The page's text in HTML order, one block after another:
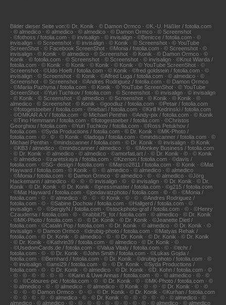
Bilder dieser Seite von:© Dr. Konik · © Damon Ormco · ©K.-U. Häßler / fotolia.com
· © almedico · © almedico · © almedico · © Damon Ormco · © Screenshot
· ©fothoss / fotolia.com · © invisalign · © invisalign · ©Benicce / fotolia.com · ©
invisalign · © Screenshot · © invisalign · © Konik · © Screenshot · © YouTube
ScreenShot · © Facebook ScreenShot · ©Monia / fotolia.com · © Screenshot · ©
invisalign · © Konik · © almedico · © Screenshot · © Konik · © Damon Ormco · ©
Konik · © fotolia.com · © Screenshot · © Screenshot · © invisalign · ©Knut Wiarda /
fotolia.com · © Konik · © Konik · © Konik · © Konik · © YouTube ScreenShot · ©
Screenshot · ©Udo Hoeft / fotolia.com · © Konik · ©fred goldstein / fotolia.com · ©
invisalign · © Screenshot · © Konik · ©Alfred Luga / fotolia.com · © almedico · ©
Screenshot · © Screenshot · ©Andres Rodriguez / fotolia.com · © Damon Ormco
· ©Mariia Pazhyna / fotolia.com · © Konik · © YouTube ScreenShot · © YouTube
ScreenShot · ©Yuri Tuchkov / fotolia.com · © Screenshot · © invisalign · © invisalign
· © Konik · © Screenshot · © almedico · © Screenshot · © Konik · © Konik · ©
almedico · © Screenshot · © Konik · ©goodluz / fotolia.com · ©Petair / fotolia.com
· ©fotogestoeber / fotolia.com · ©nebari / fotolia.com · ©Kirill Kedrinski / fotolia.com
· ©OMKAR A.V / fotolia.com · © Michael Penthin · ©Andy-pix / fotolia.com · © Konik
· ©Tino Hemmann / fotolia.com · ©fotogestoeber / fotolia.com · ©Christos
Georghiou / fotolia.com · ©Yuri Tuchkov / fotolia.com · ©Ross Petukhov /
fotolia.com · ©Syda Productions / fotolia.com · © Dr. Konik · ©MK-Photo /
fotolia.com · © · © · © Konik · ©ladoga / fotolia.com · ©mindscanner / fotolia.com · ©
Michael Penthin · ©mindscanner / fotolia.com · © Dr. Konik · © invisalign · © Konik
· ©KB3 / almedico · ©mindscanner / almedico · © · ©Monkey Business / fotolia.com
· © Dr. Konik · © almedico · © almedico · ©amorfati.art / · © Dr. Konik · © · © Konik
· © almedico · ©zaretskaya / fotolia.com · ©Kzenon / fotolia.com · ©davis /
fotolia.com · ©SG- design / fotolia.com · ©Marco2811 / fotolia.com · © Konik · ©Mat
Hayward / fotolia.com · © Konik · © · © almedico · © almedico · © almedico
· ©Monia / fotolia.com · © Damon Ormco · © almedico · © · © almedico · ©Jörg
Hackemann / almedico · © · © · © invisalign · © · © invisalign · © Dr. Konik · © Dr.
Konik · © Dr. Konik · © Dr. Konik · ©pressmaster / fotolia.com · ©g215 / fotolia.com
· ©Mat Hayward / fotolia.com · ©jondavatzphoto / fotolia.com · © · © · ©Monia /
fotolia.com · © · © almedico · © · © · © Konik · © · © · ©Andres Rodriguez /
fotolia.com · © · ©Sabine Dochow / fotolia.com · ©Hallgerd / fotolia.com · ©
invisalign · © · ©SergiyN / fotolia.com · ©stockphoto-graf / fotolia.com · © · ©Henry
Czauderna / fotolia.com · © · ©rabbit75_fot / fotolia.com · © almedico · © Dr. Konik
· ©MK-Photo / fotolia.com · © · © Dr. Konik · © Dr. Konik · ©Jeanette Dietl /
fotolia.com · ©Catalin Pop / fotolia.com · © Dr. Konik · © almedico · © Dr. Konik · ©
invisalign · © Damon Ormco · ©drubig-photo / fotolia.com · ©Matyas Rehak /
fotolia.com · © Dr. Konik · © almedico · © · © Dr. Konik · © Dr. Konik · © Dr. Konik
· © Dr. Konik · ©Kathrin39 / fotolia.com · © almedico · © Dr. Konik · ©
· ©UsedomCards.de / fotolia.com · ©Valua Vitaly / fotolia.com · © · ©tichr /
fotolia.com · © · © Dr. Konik · ©John Smith / fotolia.com · ©Lukas Gojda /
fotolia.com · ©Bernhard / fotolia.com · © Dr. Konik · ©drubig-photo / fotolia.com · ©
· © invisalign · ©ansi29 / fotolia.com · © · © Dr. Konik · ©Syda Productions /
fotolia.com · © · © Dr. Konik · © almedico · © Dr. Konik · ©D. Kohn / fotolia.com · ©
· © · © · © · © · © · © · ©Karin & Uwe Annas / fotolia.com · © · © almedico · © · ©
· © · ©Coloures-pic / fotolia.com · © · © Dr. Konik · © · ©MK-Photo / fotolia.com · ©
· © almedico · © · © almedico · © almedico · © Konik · © · © · © Dr. Konik · © · ©
· © · © · © Damon Ormco · © · © · © Dr. Konik · © Dr. Konik · ©Kurhan / fotolia.com
· © · © · © · © · © almedico · © · © Dr. Konik · © · © · © · © · © · © almedico · ©
almedico · © almedico · © · © · © · © · © · © · © · © · © · © almedico · © almedico